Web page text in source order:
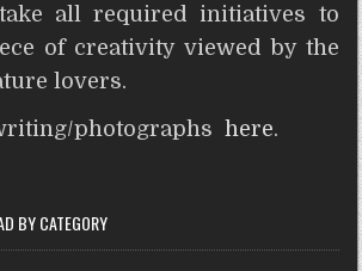
all required initiatives to
of creativity viewed by the
lovers.
photographshere.
BY CATEGORY